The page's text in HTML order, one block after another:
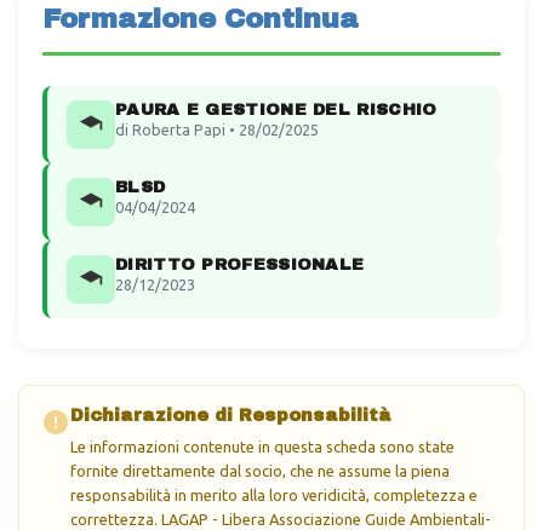
Formazione Continua
PAURA E GESTIONE DEL RISCHIO
di Roberta Papi • 28/02/2025
BLSD
04/04/2024
DIRITTO PROFESSIONALE
28/12/2023
Dichiarazione di Responsabilità
Le informazioni contenute in questa scheda sono state
fornite direttamente dal socio, che ne assume la piena
responsabilità in merito alla loro veridicità, completezza e
correttezza. LAGAP - Libera Associazione Guide Ambientali-